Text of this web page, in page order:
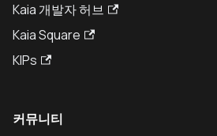
Kaia 개발자 허브
Kaia Square
KIPs
커뮤니티